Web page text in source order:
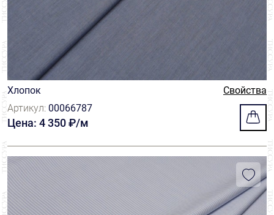
Хлопок
Свойства
Артикул: 00066787
Цена: 4 350 ₽/м